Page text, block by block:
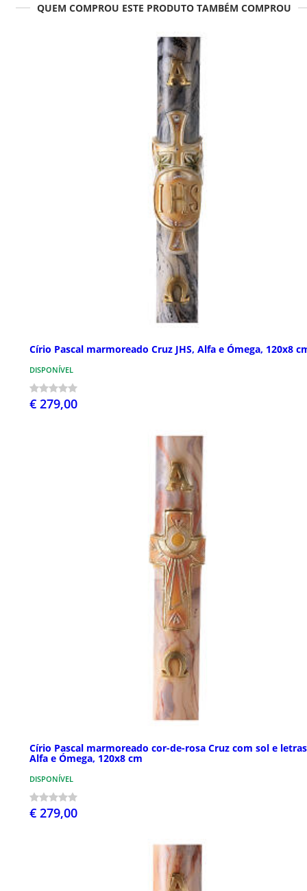
QUEM COMPROU ESTE PRODUTO TAMBÉM COMPROU
Círio Pascal marmoreado Cruz JHS, Alfa e Ómega, 120x8
DISPONÍVEL
€ 279,00
Círio Pascal marmoreado cor-de-rosa Cruz com sol e letras
Alfa e Ómega, 120x8 cm
DISPONÍVEL
€ 279,00